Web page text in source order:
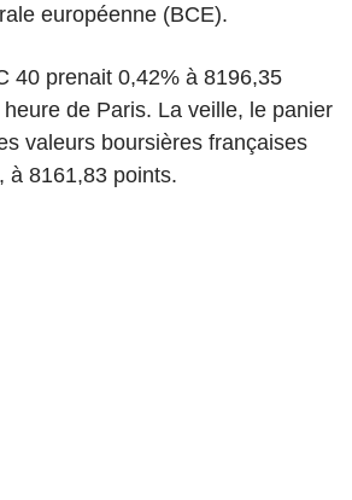
européenne (BCE).
40 prenait 0,42% à 8196,35
de Paris. La veille, le panier
valeurs boursières françaises
à 8161,83 points.